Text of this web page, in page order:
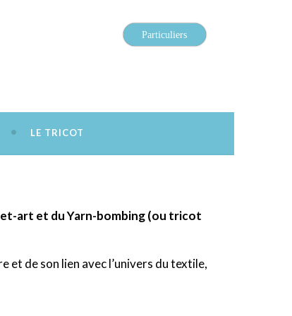
Particuliers
LE TRICOT
art et du Yarn-bombing (ou tricot
de son lien avec l’univers du textile,